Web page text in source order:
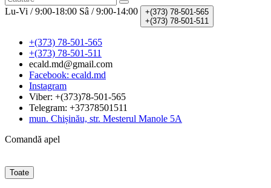
Lu-Vi / 9:00-18:00 Sâ / 9:00-14:00 +(373) 78-501-565
+(373) 78-501-511
+(373) 78-501-565
+(373) 78-501-511
ecald.md@gmail.com
Facebook: ecald.md
Instagram
Viber: +(373)78-501-565
Telegram: +37378501511
mun. Chișinău, str. Mesterul Manole 5A
Comandă apel
Toate